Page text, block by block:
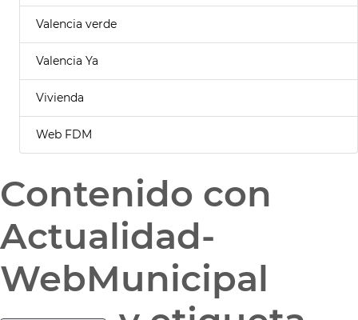
Valencia verde
Valencia Ya
Vivienda
Web FDM
Contenido con
Actualidad-
WebMunicipal